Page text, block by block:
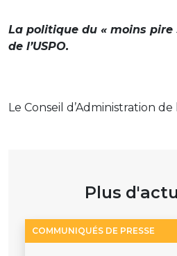
La politique du « moins pire
de l’USPO.
Le Conseil d’Administration de
Plus
COMMUNIQUÉS DE PRESSE